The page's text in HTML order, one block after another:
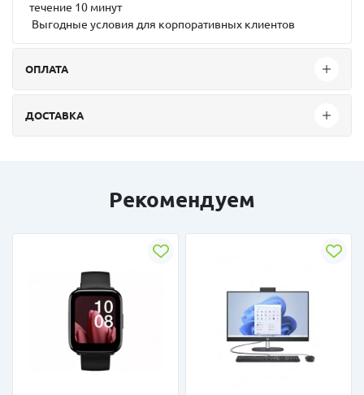
течение 10 минут
Выгодные условия для корпоративных клиентов
ОПЛАТА
ДОСТАВКА
Рекомендуем